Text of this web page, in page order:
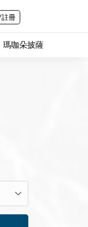
冊
瑪咖朵披薩